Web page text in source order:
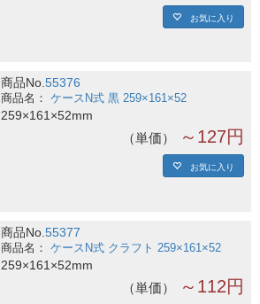
お気に入り
商品No.55376
ケースN式 黒 259×161×52
259×161×52mm
単価 ～127円
お気に入り
商品No.55377
ケースN式 クラフト 259×161×52
259×161×52mm
単価 ～112円